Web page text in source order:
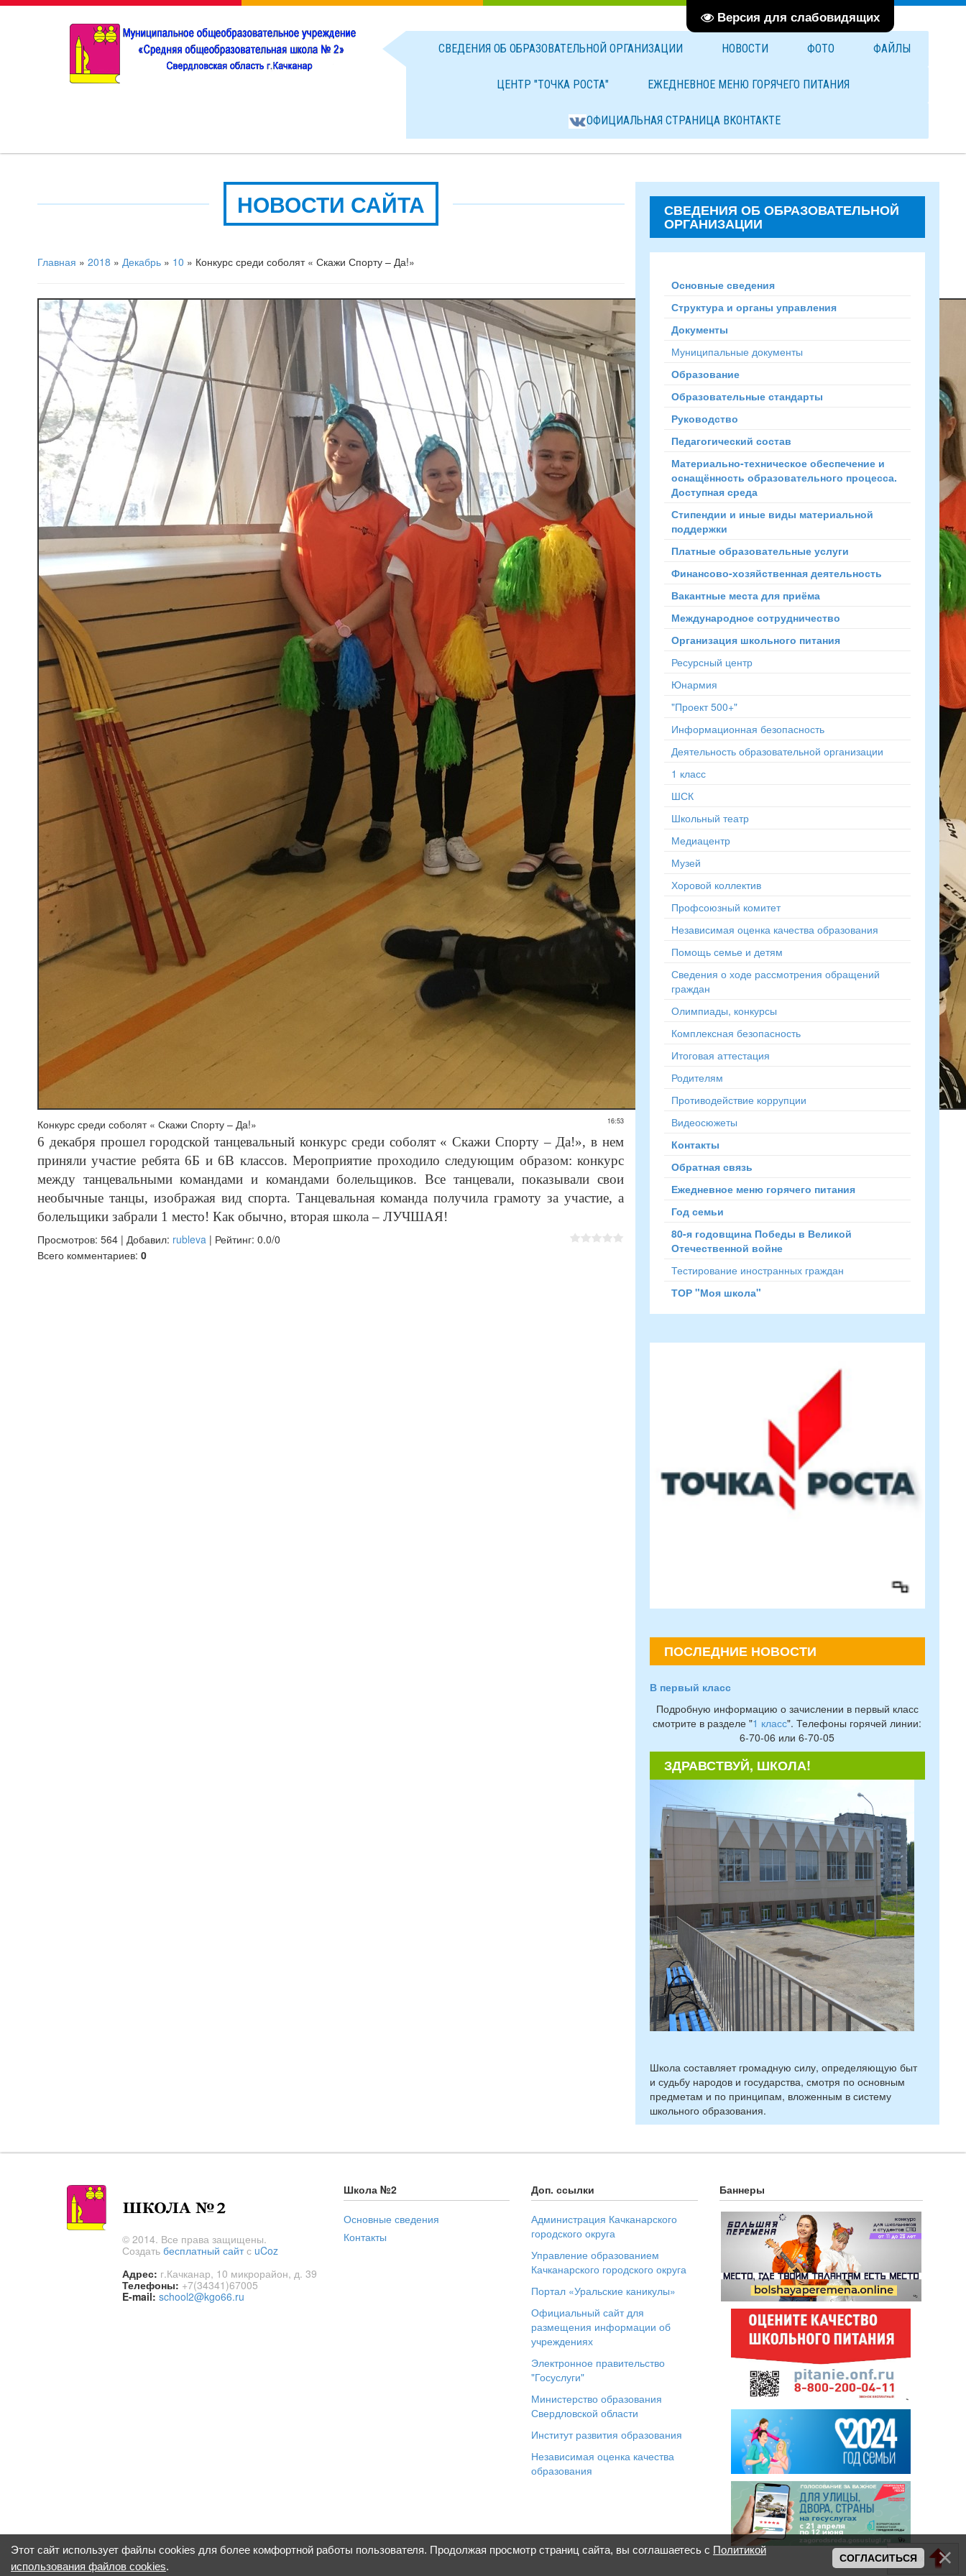
Версия для слабовидящих
СВЕДЕНИЯ ОБ ОБРАЗОВАТЕЛЬНОЙ ОРГАНИЗАЦИИ НОВОСТИ ФОТО ФАЙЛЫ
ЦЕНТР "ТОЧКА РОСТА" ЕЖЕДНЕВНОЕ МЕНЮ ГОРЯЧЕГО ПИТАНИЯ
ОФИЦИАЛЬНАЯ СТРАНИЦА ВКОНТАКТЕ
НОВОСТИ САЙТА
Главная » 2018 » Декабрь » 10 » Конкурс среди соболят « Скажи Спорту – Да!»
16:53
Конкурс среди соболят « Скажи Спорту – Да!»
6 декабря прошел городской танцевальный конкурс среди соболят « Скажи Спорту – Да!», в нем
приняли участие ребята 6Б и 6В классов. Мероприятие проходило следующим образом: конкурс
между танцевальными командами и командами болельщиков. Все танцевали, показывали свои
необычные танцы, изображая вид спорта. Танцевальная команда получила грамоту за участие, а
болельщики забрали 1 место! Как обычно, вторая школа – ЛУЧШАЯ!
Просмотров: 564 | Добавил: rubleva | Рейтинг: 0.0/0
Всего комментариев: 0
СВЕДЕНИЯ ОБ ОБРАЗОВАТЕЛЬНОЙ
ОРГАНИЗАЦИИ
Основные сведения
Структура и органы управления
Документы
Муниципальные документы
Образование
Образовательные стандарты
Руководство
Педагогический состав
Материально-техническое обеспечение и
оснащённость образовательного процесса.
Доступная среда
Стипендии и иные виды материальной
поддержки
Платные образовательные услуги
Финансово-хозяйственная деятельность
Вакантные места для приёма
Международное сотрудничество
Организация школьного питания
Ресурсный центр
Юнармия
"Проект 500+"
Информационная безопасность
Деятельность образовательной организации
1 класс
ШСК
Школьный театр
Медиацентр
Музей
Хоровой коллектив
Профсоюзный комитет
Независимая оценка качества образования
Помощь семье и детям
Сведения о ходе рассмотрения обращений
граждан
Олимпиады, конкурсы
Комплексная безопасность
Итоговая аттестация
Родителям
Противодействие коррупции
Видеосюжеты
Контакты
Обратная связь
Ежедневное меню горячего питания
Год семьи
80-я годовщина Победы в Великой
Отечественной войне
Тестирование иностранных граждан
ТОР "Моя школа"
ПОСЛЕДНИЕ НОВОСТИ
В первый класс
Подробную информацию о зачислении в первый класс
смотрите в разделе "1 класс". Телефоны горячей линии:
6-70-06 или 6-70-05
ЗДРАВСТВУЙ, ШКОЛА!
Школа составляет громадную силу, определяющую быт
и судьбу народов и государства, смотря по основным
предметам и по принципам, вложенным в систему
школьного образования.
© 2014. Все права защищены.
Создать бесплатный сайтс uCoz
Адрес: г.Качканар, 10 микрорайон, д. 39
Телефоны: +7(34341)67005
E-mail: school2@kgo66.ru
Школа №2
Основные сведения
Контакты
Доп. ссылки
Администрация Качканарского
городского округа
Управление образованием
Качканарского городского округа
Портал «Уральские каникулы»
Официальный сайт для
размещения информации об
учреждениях
Электронное правительство
"Госуслуги"
Министерство образования
Свердловской области
Институт развития образования
Независимая оценка качества
образования
Баннеры
Вверх
Этот сайт использует файлы cookies для более комфортной работы пользователя. Продолжая просмотр страниц сайта, вы соглашаетесь с Политикой
использования файлов cookies.
СОГЛАСИТЬСЯ